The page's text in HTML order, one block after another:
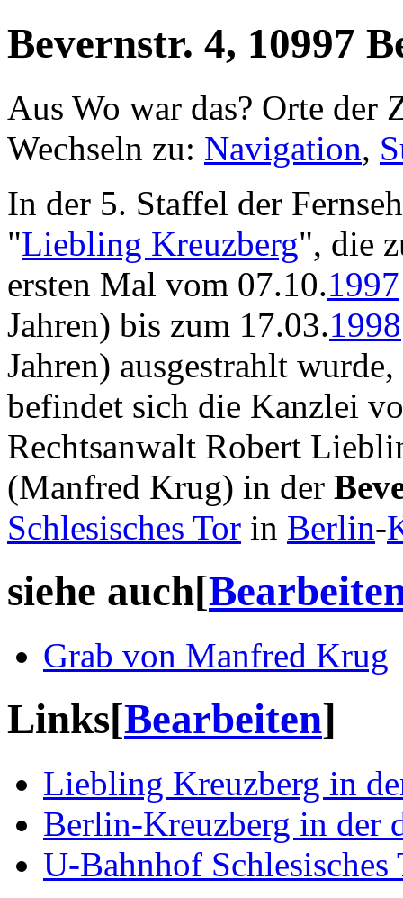
Bevernstr. 4, 10997
Aus Wo war das? Orte der
Wechseln zu: Navigation,
In der 5. Staffel der
"Liebling Kreuzberg", die
ersten Mal vom 07.10.1997
Jahren) bis zum 17.03.1998
Jahren) ausgestrahlt wurde,
befindet sich die Kanzlei
Rechtsanwalt Robert
(Manfred Krug) in der
Schlesisches Tor in Berlin-
siehe auch[
Grab von Manfred Krug
Links[Bearbeiten]
Liebling Kreuzberg in
Berlin-Kreuzberg in der
U-Bahnhof